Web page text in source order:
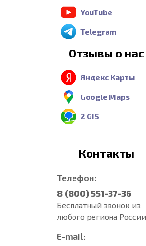
YouTube
Telegram
Отзывы о нас
Яндекс Карты
Google Maps
2 GIS
Контакты
Телефон:
8 (800) 551-37-36
Бесплатный звонок из
любого региона России
E-mail: